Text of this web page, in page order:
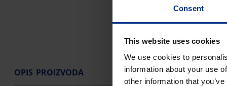
Consent
This website uses cookies
We use cookies to
information about your use
other information that
OPIS PROIZVODA